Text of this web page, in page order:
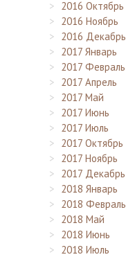
2016 Октябрь
2016 Ноябрь
2016 Декабрь
2017 Январь
2017 Февраль
2017 Апрель
2017 Май
2017 Июнь
2017 Июль
2017 Октябрь
2017 Ноябрь
2017 Декабрь
2018 Январь
2018 Февраль
2018 Май
2018 Июнь
2018 Июль